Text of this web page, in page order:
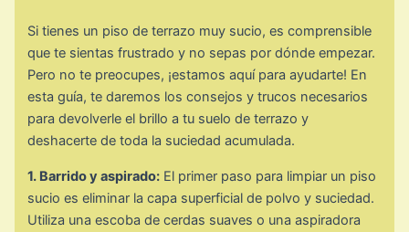
Si tienes un piso de terrazo muy sucio, es comprensible
que te sientas frustrado y no sepas por dónde empezar.
Pero no te preocupes, ¡estamos aquí para ayudarte! En
esta guía, te daremos los consejos y trucos necesarios
para devolverle el brillo a tu suelo de terrazo y
deshacerte de toda la suciedad acumulada.
1. Barrido y aspirado: El primer paso para limpiar un piso
sucio es eliminar la capa superficial de polvo y suciedad.
Utiliza una escoba de cerdas suaves o una aspiradora